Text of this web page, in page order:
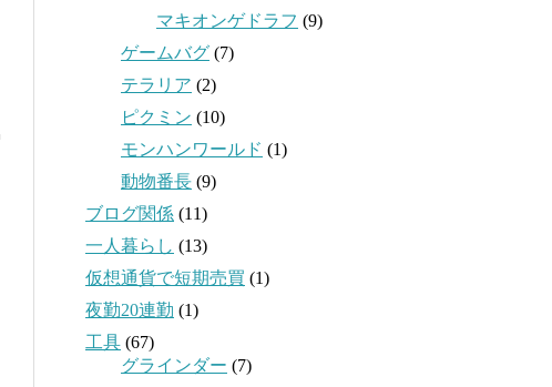
マキオンゲドラフ (9)
ゲームバグ (7)
テラリア (2)
ピクミン (10)
モンハンワールド (1)
動物番長 (9)
ブログ関係 (11)
一人暮らし (13)
仮想通貨で短期売買 (1)
夜勤20連勤 (1)
工具 (67)
グラインダー (7)